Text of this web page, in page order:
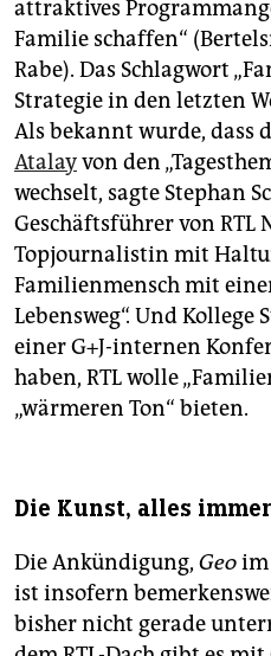
attraktives
Familie schaffen“
Rabe). Das Schlagwort
Strategie in den letzten
Als bekannt wurde, dass
Atalayvon den
wechselt, sagte Stephan
Geschäftsführer von RTL
Topjournalistin mit
Familienmensch mit
Lebensweg“. Und Kollege
einer G+J-internen
haben, RTL wolle
„wärmeren Ton“ bieten.
Die Kunst, alles
Die Ankündigung, Geoim
ist insofern
bisher nicht gerade